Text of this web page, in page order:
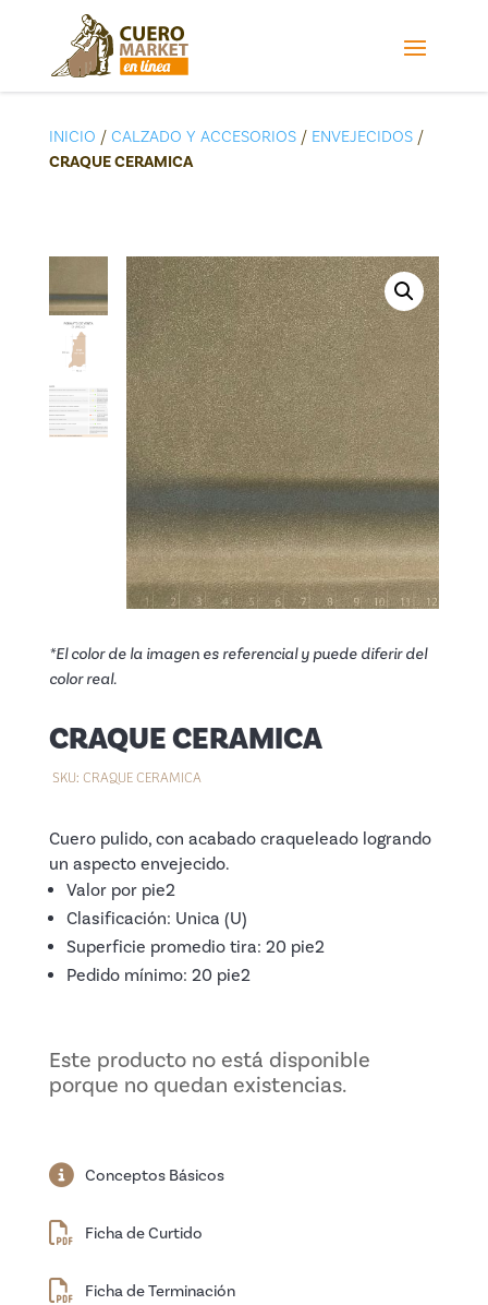
INICIO / CALZADO Y ACCESORIOS/ ENVEJECIDOS/
CRAQUE CERAMICA
*El color de la imagen es referencial y puede diferir del
color real.
CRAQUE CERAMICA
SKU: CRAQUE CERAMICA
Cuero pulido, con acabado craqueleado logrando
un aspecto envejecido.
Valor por pie2
Clasificación: Unica (U)
Superficie promedio tira: 20 pie2
Pedido mínimo: 20 pie2
Este producto no está disponible
porque no quedan existencias.
Conceptos Básicos
Ficha de Curtido
Ficha de Terminación